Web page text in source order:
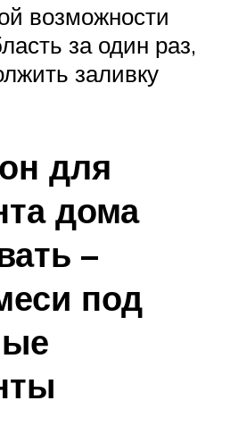
возможности
за один раз,
заливку
для
дома
–
под